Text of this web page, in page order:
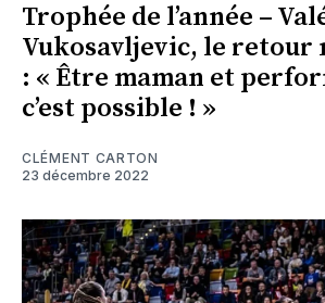
Trophée de l’année –
Vukosavljevic, le retour
: « Être maman et
c’est possible ! »
CLÉMENT CARTON
23 décembre 2022